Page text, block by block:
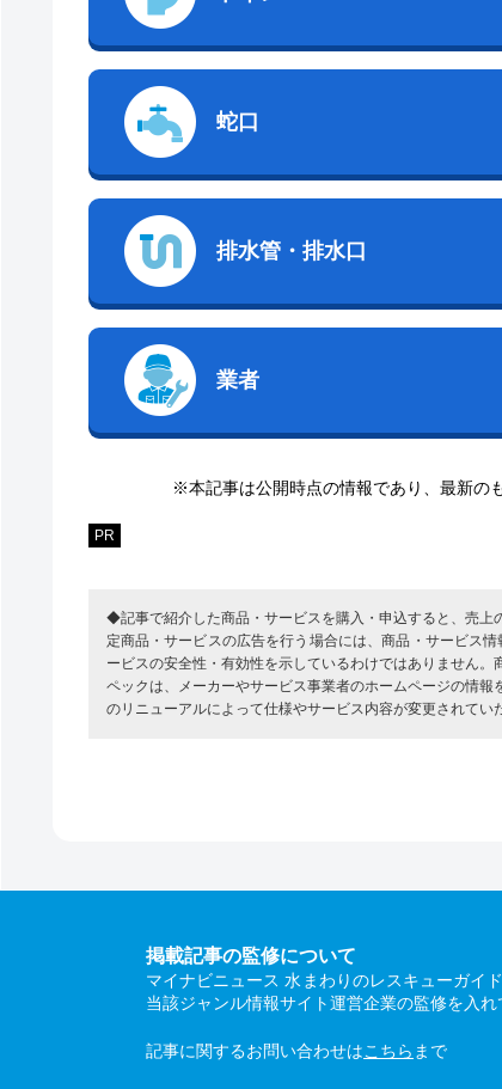
蛇口
排水管・排水口
業者
※本記事は公開時点の情報であり、最新の
PR
◆記事で紹介した商品・サービスを購入・申込すると、売
定商品・サービスの広告を行う場合には、商品・サービス
ービスの安全性・有効性を示しているわけではありません
ペックは、メーカーやサービス事業者のホームページの情
のリニューアルによって仕様やサービス内容が変更されてい
掲載記事の監修について
マイナビニュース 水まわりのレスキューガイ
当該ジャンル情報サイト運営企業の監修を入れ
記事に関するお問い合わせはこちら まで